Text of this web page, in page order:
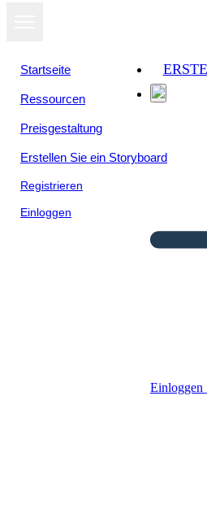
Startseite
Ressourcen
Preisgestaltung
Erstellen Sie ein Storyboard
Registrieren
Einloggen
Einloggen
Cronologia
ERSTELLEN SIE
DIASHOW